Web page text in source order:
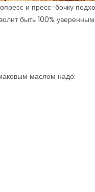
и пресс-бочку
быть 100%
маслом надо: